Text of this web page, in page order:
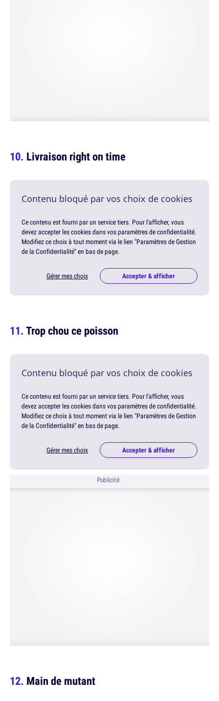
Livraison right on time
Contenu bloqué par vos choix de cookies
Ce contenu est fourni par un service tiers. Pour l'afficher, vous
devez accepter les cookies dans vos paramètres de confidentialité.
Modifiez ce choix à tout moment via le lien "Paramètres de Gestion
de la Confidentialité" en bas de page.
Gérer mes choix Accepter & afficher
Trop chou ce poisson
Contenu bloqué par vos choix de cookies
Ce contenu est fourni par un service tiers. Pour l'afficher, vous
devez accepter les cookies dans vos paramètres de confidentialité.
Modifiez ce choix à tout moment via le lien "Paramètres de Gestion
de la Confidentialité" en bas de page.
Gérer mes choix Accepter & afficher
Publicité
Main de mutant